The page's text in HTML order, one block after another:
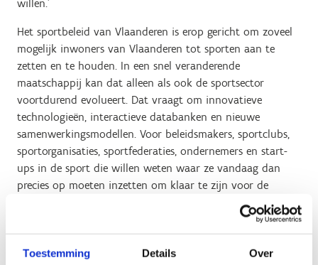
Toestemming Details Over
willen.’
Het sportbeleid van Vlaanderen is erop gericht om zoveel
mogelijk inwoners van Vlaanderen tot sporten aan te
zetten en te houden. In een snel veranderende
maatschappij kan dat alleen als ook de sportsector
voortdurend evolueert. Dat vraagt om innovatieve
technologieën, interactieve databanken en nieuwe
samenwerkingsmodellen. Voor beleidsmakers, sportclubs,
sportorganisaties, sportfederaties, ondernemers en start-
ups in de sport die willen weten waar ze vandaag dan
precies op moeten inzetten om klaar te zijn voor de
toekomst, bood het sportinnovatiecongres een antwoord.
Het programma van de derde editie van het
sportinnovatiecongres was heel divers. Doorlopend kon